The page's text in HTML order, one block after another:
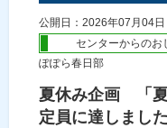
公開日：2026年07月04日
センターからのお
ぽぽら春日部
夏休み企画 「
定員に達しまし